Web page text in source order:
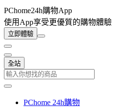
PChome24h購物App
使用App享受更優質的購物體驗
立即體驗
全站
PChome 24h購物